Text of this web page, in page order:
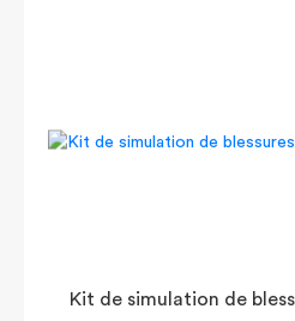
Kit de simulation de